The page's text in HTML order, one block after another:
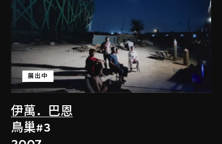
伊萬．巴恩
展出中
鳥巢#3